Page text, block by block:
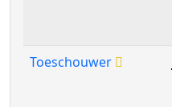
Toeschouwer